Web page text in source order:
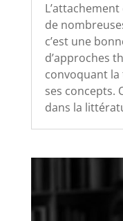
de
c’est une
d’approches
convoquant la
ses concepts.
dans la